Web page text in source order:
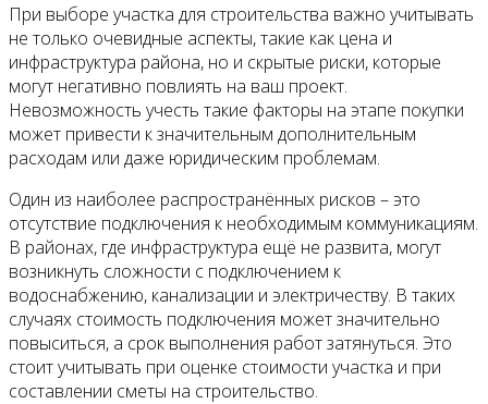
При выборе участка для строительства важно учитывать
не только очевидные аспекты, такие как цена и
инфраструктура района, но и скрытые риски, которые
могут негативно повлиять на ваш проект.
Невозможность учесть такие факторы на этапе покупки
может привести к значительным дополнительным
расходам или даже юридическим проблемам.
Один из наиболее распространённых рисков – это
отсутствие подключения к необходимым коммуникациям.
В районах, где инфраструктура ещё не развита, могут
возникнуть сложности с подключением к
водоснабжению, канализации и электричеству. В таких
случаях стоимость подключения может значительно
повыситься, а срок выполнения работ затянуться. Это
стоит учитывать при оценке стоимости участка и при
составлении сметы на строительство.